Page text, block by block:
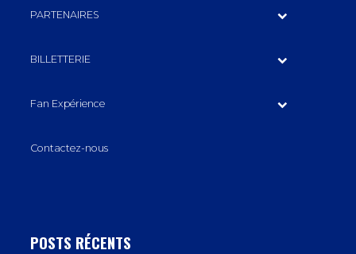
PARTENAIRES
BILLETTERIE
Fan Expérience
Contactez-nous
POSTS RÉCENTS